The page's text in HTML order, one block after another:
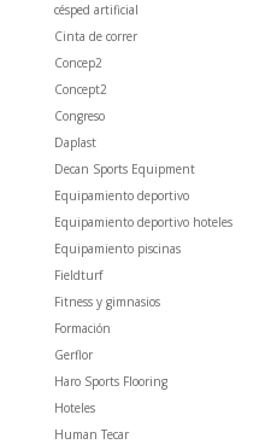
césped artificial
Cinta de correr
Concep2
Concept2
Congreso
Daplast
Decan Sports Equipment
Equipamiento deportivo
Equipamiento deportivo hoteles
Equipamiento piscinas
Fieldturf
Fitness y gimnasios
Formación
Gerflor
Haro Sports Flooring
Hoteles
Human Tecar